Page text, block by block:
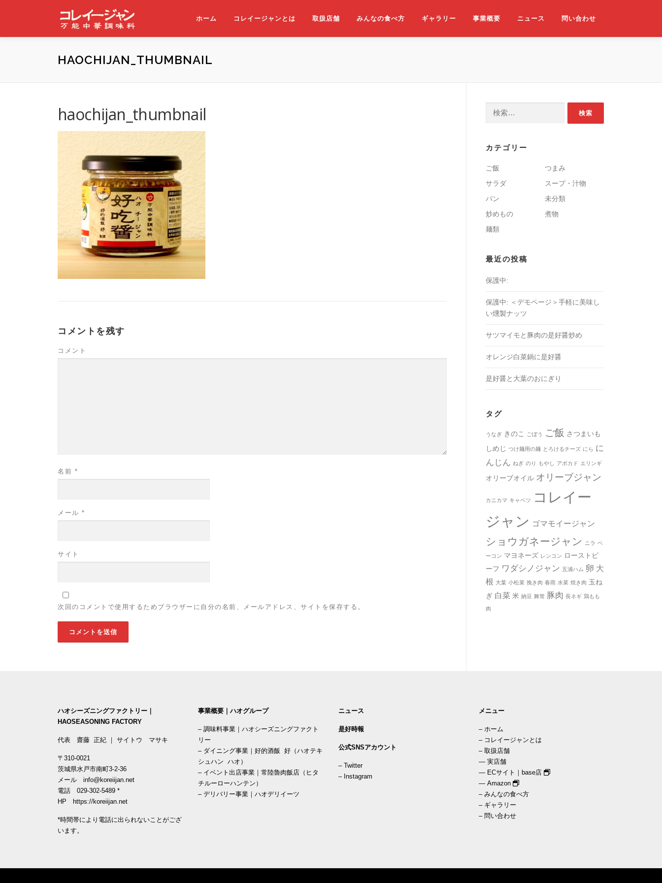
ホーム コレイージャンとは 取扱店舗 みんなの食べ方 ギャラリー 事業概要 ニュース 問い合わせ
HAOCHIJAN_THUMBNAIL
haochijan_thumbnail
コメントを残す
コメント
名前 *
メール *
サイト
次回のコメントで使用するためブラウザーに自分の名前、メールアドレス、サイトを保存する。
検索:
カテゴリー
ご飯
つまみ
サラダ
スープ・汁物
パン
未分類
炒めもの
煮物
麺類
最近の投稿
保護中:
保護中: ＜デモページ＞手軽に美味し
い燻製ナッツ
サツマイモと豚肉の是好醤炒め
オレンジ白菜鍋に是好醤
是好醤と大葉のおにぎり
タグ
うなぎ きのこ ごぼう ご飯 さつまいも
しめじ つけ麺用の麺 とろけるチーズ にら に
んじん ねぎ のり もやし アボカド エリンギ
オリーブオイル オリーブジャン
カニカマ キャベツ
コレイー
ジャン ゴマモイージャン
ショウガネージャン ニラ ベ
ーコン マヨネーズ レンコン ローストビ
ーフ ワダシノジャン 五浦ハム 卵 大
根 大葉 小松菜 挽き肉 春雨 水菜 焼き肉 玉ね
ぎ 白菜 米 納豆 舞茸 豚肉 長ネギ 鶏もも
肉
ハオシーズニングファクトリー｜
HAOSEASONING FACTORY
代表 齋藤 正紀 ｜ サイトウ マサキ
〒310-0021
茨城県水戸市南町3-2-36
メール info@koreiijan.net
電話 029-302-5489 *
HP
https://koreiijan.net
*時間帯により電話に出られないことがござ
います。
事業概要｜ハオグループ
– 調味料事業｜ハオシーズニングファクト
リー
– ダイニング事業｜好的酒飯 好（ハオテキ
シュハン ハオ）
– イベント出店事業｜常陸魯肉飯店（ヒタ
チルーローハンテン）
– デリバリー事業｜ハオデリイーツ
ニュース
是好時報
公式SNSアカウント
– Twitter
– Instagram
メニュー
– ホーム
– コレイージャンとは
– 取扱店舗
— 実店舗
— ECサイト｜base店
— Amazon
– みんなの食べ方
– ギャラリー
– 問い合わせ